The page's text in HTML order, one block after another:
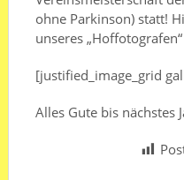
ohne Parkinson) statt!
unseres
[justified_image_grid
Alles Gute bis nächstes